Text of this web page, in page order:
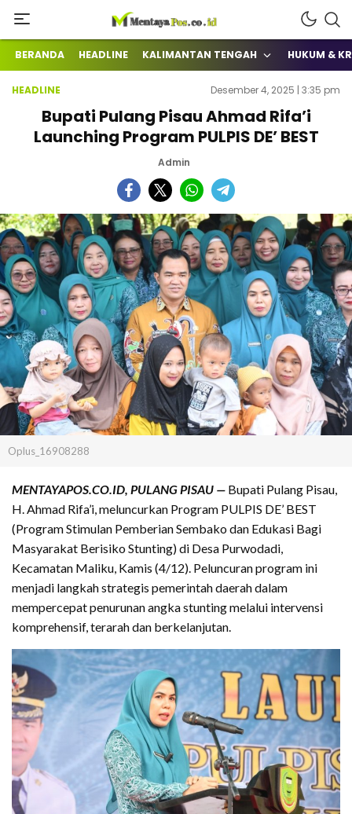
mentayapos.co.id
Terkini Mengabarkan
BERANDA HEADLINE KALIMANTAN TENGAH HUKUM &
HEADLINE Desember 4, 2025 | 3:35 pm
Bupati Pulang Pisau Ahmad Rifa’i
Launching Program PULPIS DE’ BEST
Admin
Oplus_16908288
MENTAYAPOS.CO.ID, PULANG PISAU — Bupati Pulang Pisau,
H. Ahmad Rifa’i, meluncurkan Program PULPIS DE’ BEST
(Program Stimulan Pemberian Sembako dan Edukasi Bagi
Masyarakat Berisiko Stunting) di Desa Purwodadi,
Kecamatan Maliku, Kamis (4/12). Peluncuran program ini
menjadi langkah strategis pemerintah daerah dalam
mempercepat penurunan angka stunting melalui intervensi
komprehensif, terarah dan berkelanjutan.